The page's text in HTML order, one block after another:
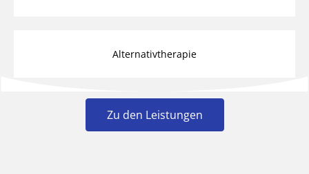
Alternativtherapie
Zu den Leistungen